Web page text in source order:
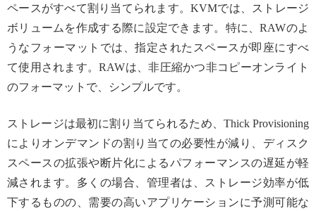
ペースがすべて割り当てられます。KVMでは、ストレージ
ボリュームを作成する際に設定できます。特に、RAWのよ
うなフォーマットでは、指定されたスペースが即座にすべ
て使用されます。RAWは、非圧縮かつ非コピーオンライト
のフォーマットで、シンプルです。
ストレージは最初に割り当てられるため、Thick Provisioning
によりオンデマンドの割り当ての必要性が減り、ディスク
スペースの拡張や断片化によるパフォーマンスの遅延が軽
減されます。多くの場合、管理者は、ストレージ効率が低
下するものの、需要の高いアプリケーションに予測可能な